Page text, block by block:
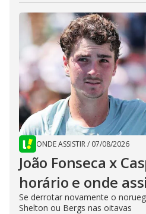
ONDE ASSISTIR/ 07/08/2026
João Fonseca x
horário e onde
Se derrotar novamente o
Shelton ou Bergs nas oitavas